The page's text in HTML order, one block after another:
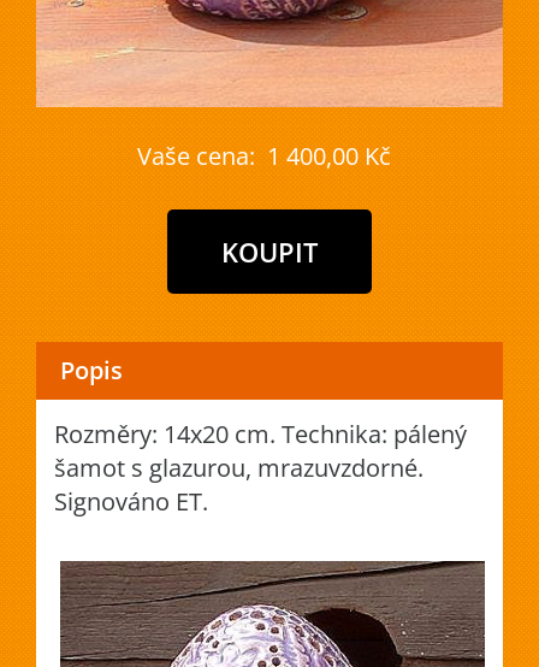
Vaše cena: 1 400,00 Kč
Popis
Rozměry: 14x20 cm. Technika: pálený
šamot s glazurou, mrazuvzdorné.
Signováno ET.